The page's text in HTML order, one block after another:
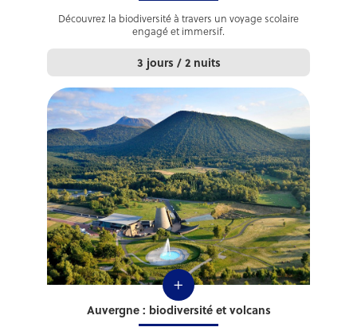
Découvrez la biodiversité à travers un voyage scolaire
engagé et immersif.
3 jours / 2 nuits
+
Auvergne : biodiversité et volcans